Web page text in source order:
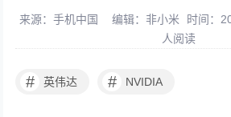
来源：手机中国 编辑：非小米 时间：
人阅读
# 英伟达 # NVIDIA